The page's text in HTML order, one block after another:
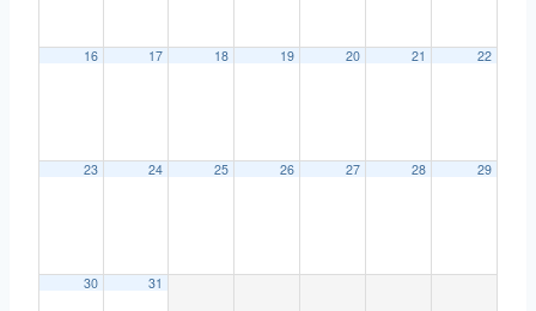
16 17 18 19 20 21 22
23 24 25 26 27 28 29
30 31